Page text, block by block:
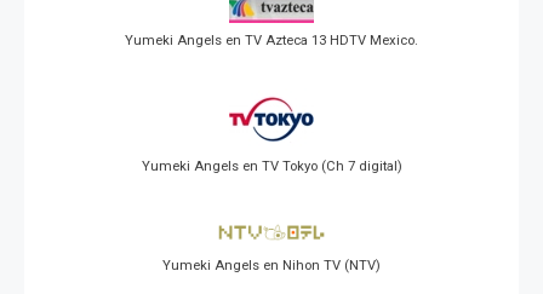
Yumeki Angels en TV Azteca 13 HDTV Mexico.
Yumeki Angels en TV Tokyo (Ch 7 digital)
Yumeki Angels en Nihon TV (NTV)